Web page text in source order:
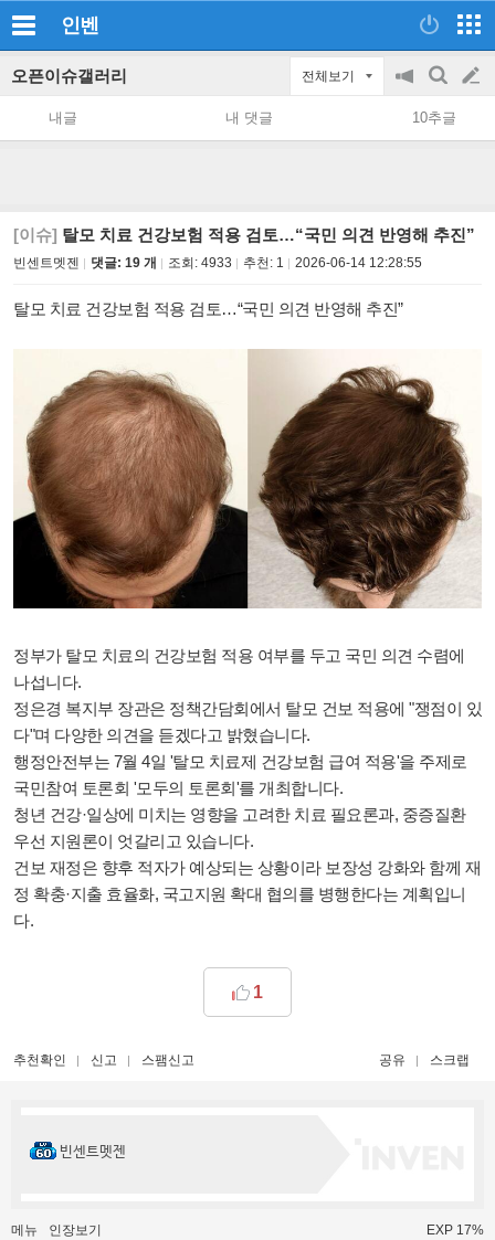
인벤
오픈이슈갤러리 전체보기
공
지
on/off
검
색
글
쓰
내글 내 댓글 10추글
[이슈] 탈모 치료 건강보험 적용 검토…“국민 의견 반영해 추진”
빈센트멧젠 댓글: 19 개 조회: 4933 추천: 1 2026-06-14 12:28:55
탈모 치료 건강보험 적용 검토…“국민 의견 반영해 추진”
정부가 탈모 치료의 건강보험 적용 여부를 두고 국민 의견 수렴에
나섭니다.
정은경 복지부 장관은 정책간담회에서 탈모 건보 적용에 "쟁점이 있
다"며 다양한 의견을 듣겠다고 밝혔습니다.
행정안전부는 7월 4일 '탈모 치료제 건강보험 급여 적용'을 주제로
국민참여 토론회 '모두의 토론회'를 개최합니다.
청년 건강·일상에 미치는 영향을 고려한 치료 필요론과, 중증질환
우선 지원론이 엇갈리고 있습니다.
건보 재정은 향후 적자가 예상되는 상황이라 보장성 강화와 함께 재
정 확충·지출 효율화, 국고지원 확대 협의를 병행한다는 계획입니
다.
1
추천확인 신고 스팸신고 공유 스크랩
빈센트멧젠
메뉴 인장보기 EXP 17%